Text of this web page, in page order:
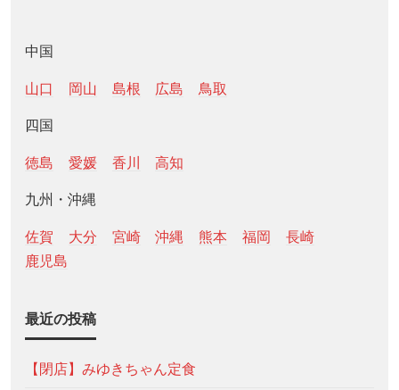
中国
山口 岡山 島根 広島 鳥取
四国
徳島 愛媛 香川 高知
九州・沖縄
佐賀 大分 宮崎 沖縄 熊本 福岡
長崎
鹿児島
最近の投稿
【閉店】みゆきちゃん定食